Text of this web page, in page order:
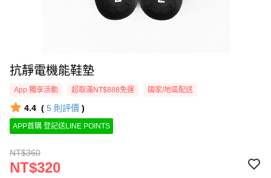
抗靜電機能鞋墊
App 獨享活動 超取滿NT$888免運 國家/地區配送
4.4 ( 5 則評價 )
APP首購 登記送LINE POINTS
NT$360
NT$320